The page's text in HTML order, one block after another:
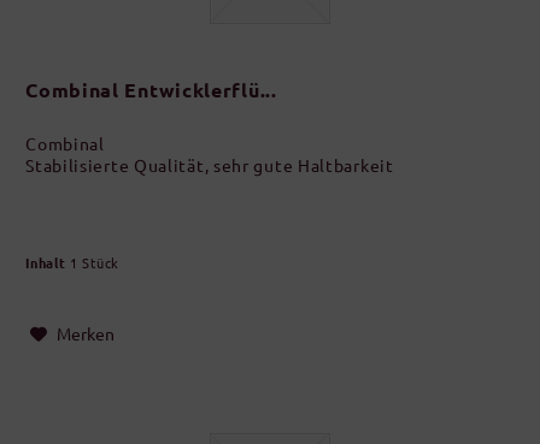
Combinal Entwicklerflü...
Combinal
Stabilisierte Qualität, sehr gute Haltbarkeit
Inhalt 1 Stück
Merken